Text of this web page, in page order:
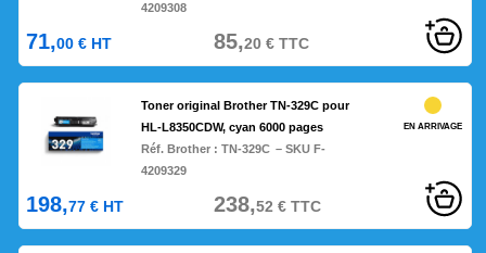
4209308
71,00 € HT 85,20€TTC
Toner original Brother TN-329C pour
HL-L8350CDW, cyan 6000 pages
Réf. Brother :TN-329C – SKU F-
4209329
EN ARRIVAGE
198,77 € HT 238,52 €TTC